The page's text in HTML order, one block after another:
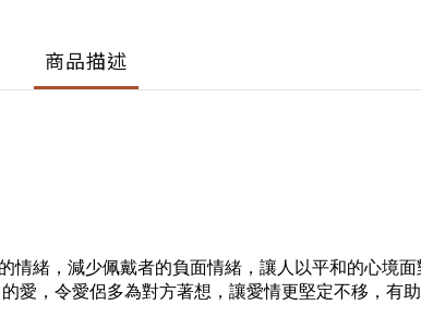
商品描述
情緒，減少佩戴者的負面情緒，讓人以平和的心境
愛，令愛侶多為對方著想，讓愛情更堅定不移，有